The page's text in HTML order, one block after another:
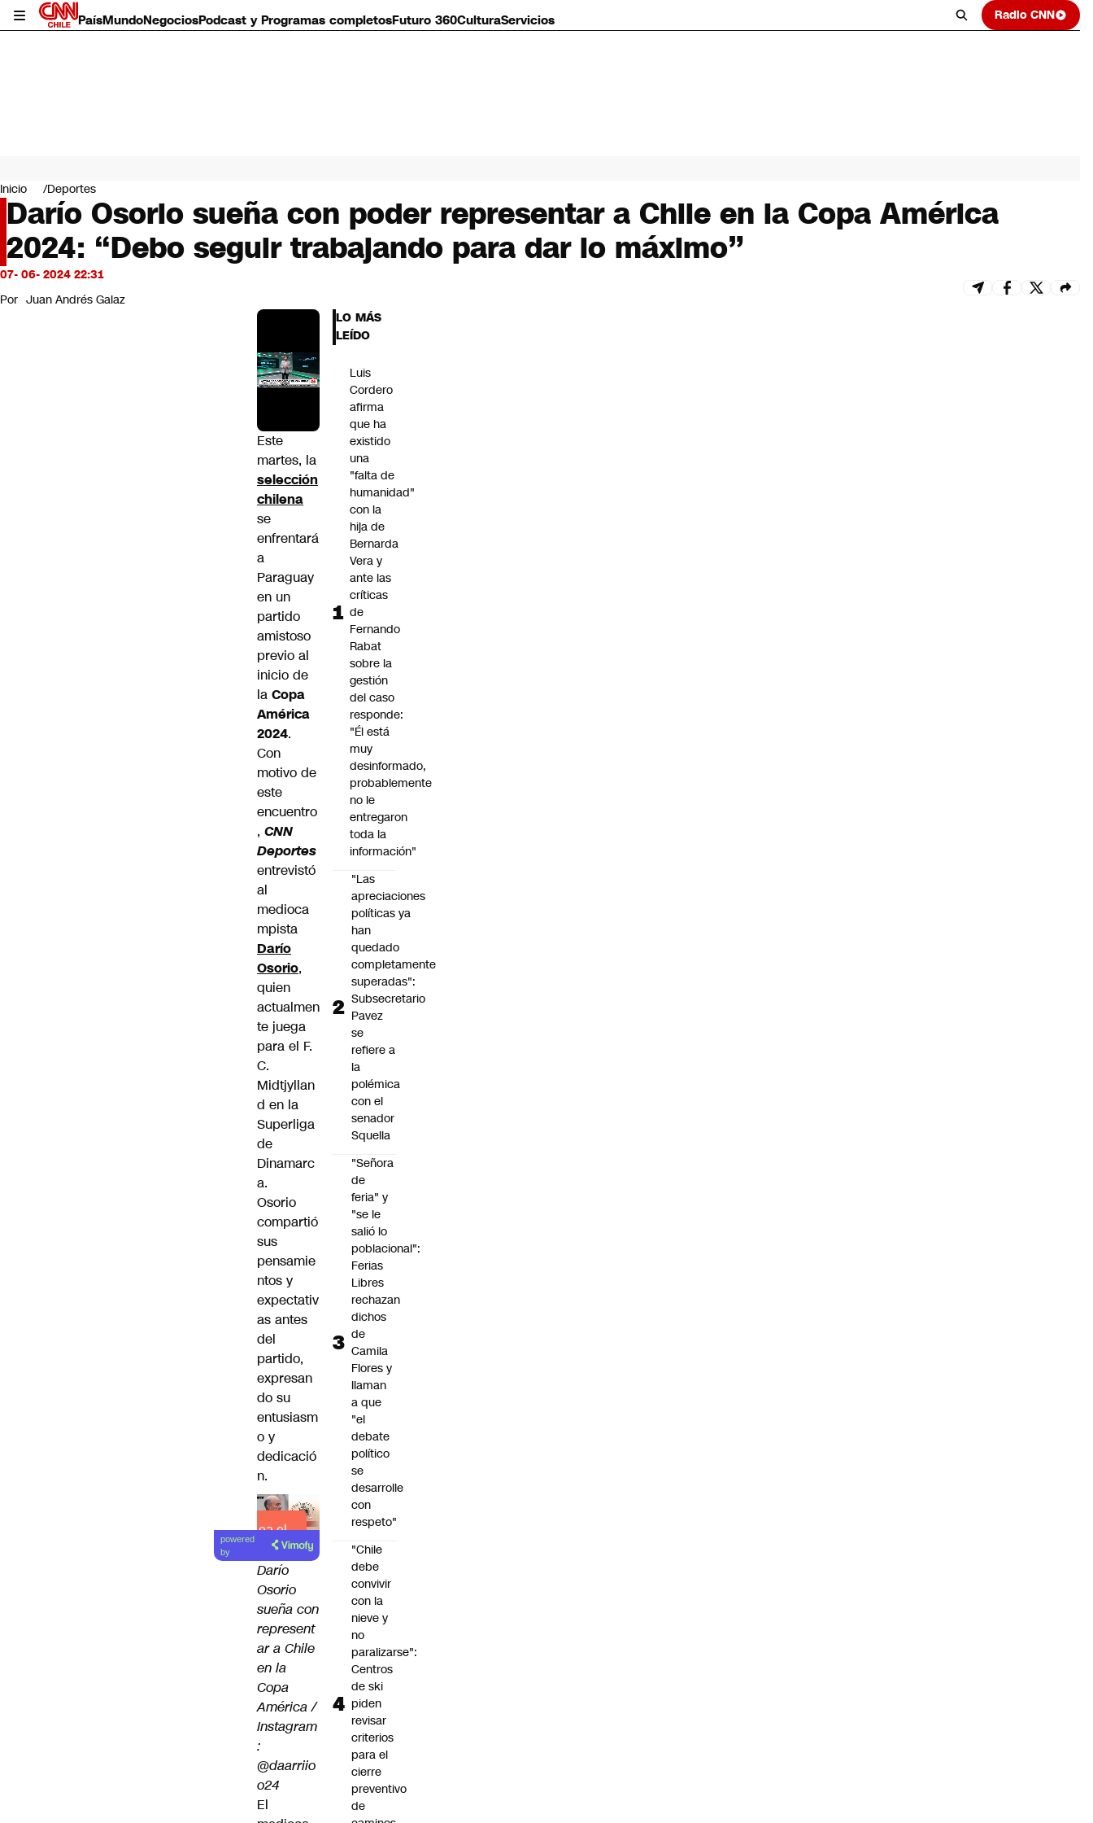
PaísMundoNegociosPodcast y Programas completosFuturo 360CulturaServicios Radio CNN
Mundo
Negocios
Deportes
Programas completos
Cultura
Servicios
Bits
CNN Data
Inicio Deportes
Darío Osorio sueña con poder representar a Chile en la Copa América
2024: “Debo seguir trabajando para dar lo máximo”
07- 06- 2024 22:31
Por Juan Andrés Galaz
Este
martes, la
selección
chilena
se
enfrentará
a
Paraguay
en un
partido
amistoso
previo al
inicio de
la Copa
América
2024.
Con
motivo de
este
encuentro
, CNN
Deportes
entrevistó
al
medioca
mpista
Darío
Osorio,
quien
actualmen
te juega
para el F.
C.
Midtjyllan
d en la
Superliga
de
Dinamarc
a.
Osorio
compartió
sus
pensamie
ntos y
expectativ
as antes
del
partido,
expresan
do su
entusiasm
o y
dedicació
n.
Lea el
artículo
powered
by
Darío
Osorio
sueña con
represent
ar a Chile
en la
Copa
América /
Instagram
:
@daarriio
o24
El
LO MÁS
LEÍDO
Luis
Cordero
afirma
que ha
existido
una
"falta de
humanidad"
con la
hija de
Bernarda
Vera y
ante las
críticas
de
Fernando
Rabat
sobre la
gestión
del caso
responde:
"Él está
muy
desinformado,
probablemente
no le
entregaron
toda la
información"
"Las
apreciaciones
políticas ya
han
quedado
completamente
superadas":
Subsecretario
Pavez
se
refiere a
la
polémica
con el
senador
Squella
"Señora
de
feria" y
"se le
salió lo
poblacional":
Ferias
Libres
rechazan
dichos
de
Camila
Flores y
llaman
a que
"el
debate
político
se
desarrolle
con
respeto"
"Chile
debe
convivir
con la
nieve y
no
paralizarse":
Centros
de ski
piden
revisar
criterios
para el
cierre
preventivo
de